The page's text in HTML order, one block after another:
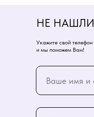
НЕ
Укажите свой телефон
и мы поможем Вам!